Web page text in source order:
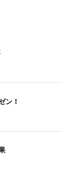
ン！